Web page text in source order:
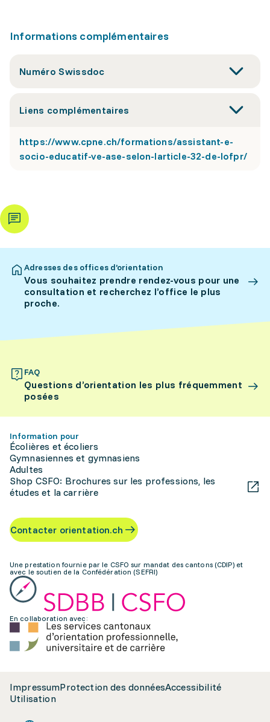
Informations complémentaires
Numéro Swissdoc
Liens complémentaires
https://www.cpne.ch/formations/assistant-e-
socio-educatif-ve-ase-selon-larticle-32-de-lofpr/
Adresses des offices d’orientation
Vous souhaitez prendre rendez-vous pour une
consultation et recherchez l’office le plus
proche.
FAQ
Questions d’orientation les plus fréquemment
posées
Information pour
Écolières et écoliers
Gymnasiennes et gymnasiens
Adultes
Shop CSFO: Brochures sur les professions, les
études et la carrière
Contacter orientation.ch
Une prestation fournie par le CSFO sur mandat des cantons (CDIP) et
avec le soutien de la Confédération (SEFRI)
En collaboration avec:
ImpressumProtection des donnéesAccessibilité
Utilisation